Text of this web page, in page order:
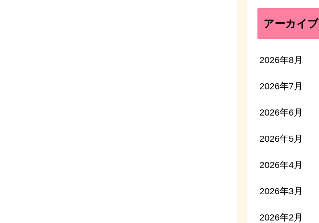
アーカイブ
2026年8月
2026年7月
2026年6月
2026年5月
2026年4月
2026年3月
2026年2月